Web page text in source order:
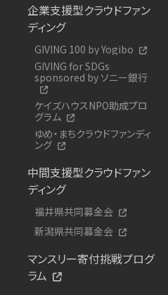
企業支援型クラウドファン
ディング
GIVING 100 by Yogibo
GIVING for SDGs
sponsored by ソニー銀行
ケイズハウスNPO助成プロ
グラム
ゆめ・まちクラウドファンディ
ング
中間支援型クラウドファン
ディング
福井県共同募金会
新潟県共同募金会
マンスリー寄付挑戦プログ
ラム